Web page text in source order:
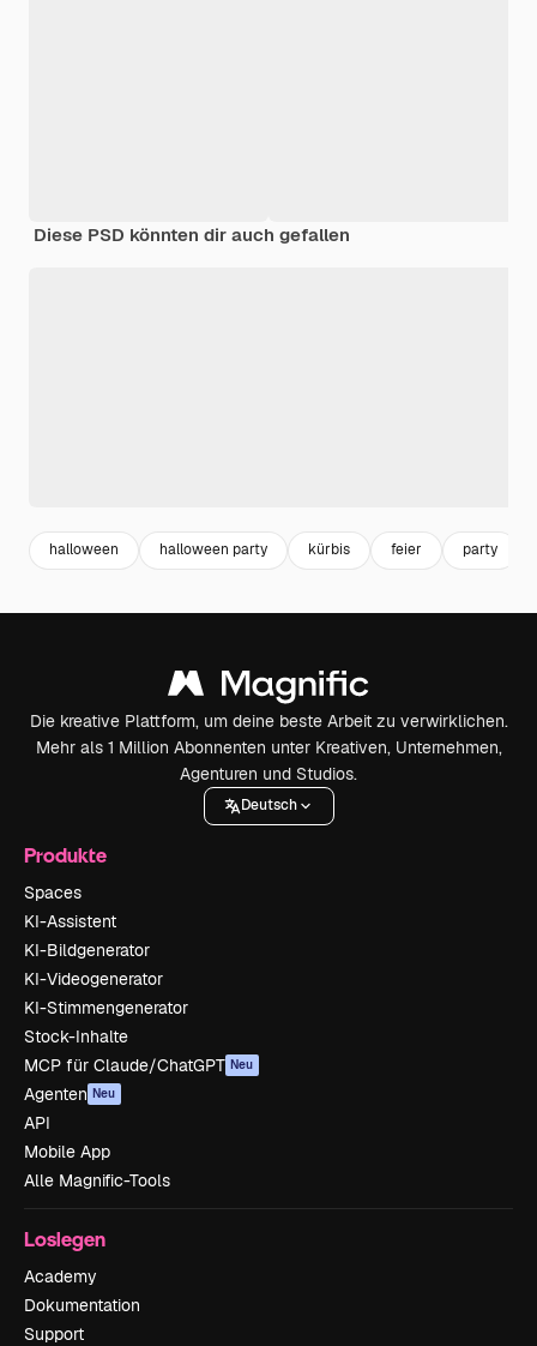
Diese PSD könnten dir auch gefallen
halloween halloween party kürbis feier party
Die kreative Plattform, um deine beste Arbeit zu verwirklichen.
Mehr als 1 Million Abonnenten unter Kreativen, Unternehmen,
Agenturen und Studios.
Deutsch
Produkte
Spaces
KI-Assistent
KI-Bildgenerator
KI-Videogenerator
KI-Stimmengenerator
Stock-Inhalte
MCP für Claude/ChatGPT Neu
Agenten Neu
API
Mobile App
Alle Magnific-Tools
Loslegen
Academy
Dokumentation
Support